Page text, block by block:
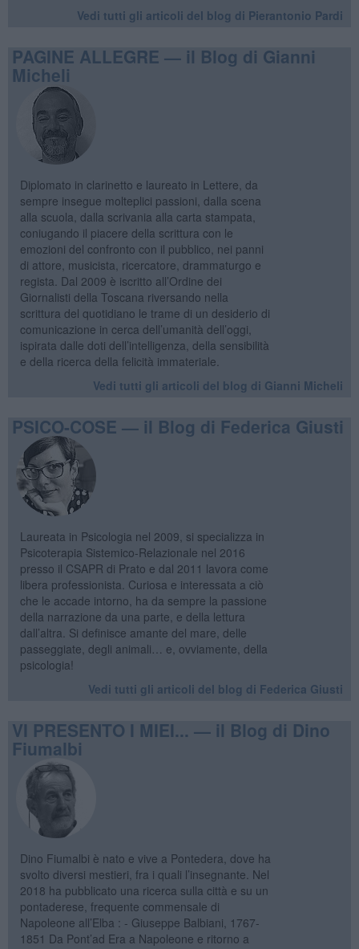
Vedi tutti gli articoli del blog di Pierantonio Pardi
PAGINE ALLEGRE — il Blog di Gianni
Micheli
Diplomato in clarinetto e laureato in Lettere, da
sempre insegue molteplici passioni, dalla scena
alla scuola, dalla scrivania alla carta stampata,
coniugando il piacere della scrittura con le
emozioni del confronto con il pubblico, nei panni
di attore, musicista, ricercatore, drammaturgo e
regista. Dal 2009 è iscritto all’Ordine dei
Giornalisti della Toscana riversando nella
scrittura del quotidiano le trame di un desiderio di
comunicazione in cerca dell’umanità dell’oggi,
ispirata dalle doti dell’intelligenza, della sensibilità
e della ricerca della felicità immateriale.
Vedi tutti gli articoli del blog di Gianni Micheli
PSICO-COSE — il Blog di Federica Giusti
Laureata in Psicologia nel 2009, si specializza in
Psicoterapia Sistemico-Relazionale nel 2016
presso il CSAPR di Prato e dal 2011 lavora come
libera professionista. Curiosa e interessata a ciò
che le accade intorno, ha da sempre la passione
della narrazione da una parte, e della lettura
dall’altra. Si definisce amante del mare, delle
passeggiate, degli animali… e, ovviamente, della
psicologia!
Vedi tutti gli articoli del blog di Federica Giusti
VI PRESENTO I MIEI... — il Blog di Dino
Fiumalbi
Dino Fiumalbi è nato e vive a Pontedera, dove ha
svolto diversi mestieri, fra i quali l’insegnante. Nel
2018 ha pubblicato una ricerca sulla città e su un
pontaderese, frequente commensale di
Napoleone all’Elba : - Giuseppe Balbiani, 1767-
1851 Da Pont’ad Era a Napoleone e ritorno a